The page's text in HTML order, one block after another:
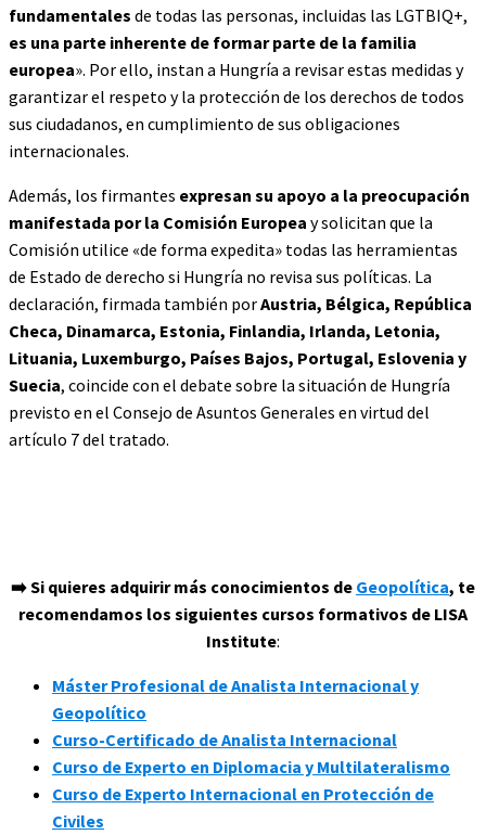
fundamentales de todas las personas, incluidas las LGTBIQ+,
es una parte inherente de formar parte de la familia
europea». Por ello, instan a Hungría a revisar estas medidas y
garantizar el respeto y la protección de los derechos de todos
sus ciudadanos, en cumplimiento de sus obligaciones
internacionales.
Además, los firmantes expresan su apoyo a la preocupación
manifestada por la Comisión Europea y solicitan que la
Comisión utilice «de forma expedita» todas las herramientas
de Estado de derecho si Hungría no revisa sus políticas. La
declaración, firmada también porAustria, Bélgica, República
Checa, Dinamarca, Estonia, Finlandia, Irlanda, Letonia,
Lituania, Luxemburgo, Países Bajos, Portugal, Eslovenia y
Suecia, coincide con el debate sobre la situación de Hungría
previsto en el Consejo de Asuntos Generales en virtud del
artículo 7 del tratado.
➡️ Si quieres adquirir más conocimientos de Geopolítica, te
recomendamos los siguientes cursos formativos de LISA
Institute:
Máster Profesional de Analista Internacional y
Geopolítico
Curso-Certificado de Analista Internacional
Curso de Experto en Diplomacia y Multilateralismo
Curso de Experto Internacional en Protección de
Civiles